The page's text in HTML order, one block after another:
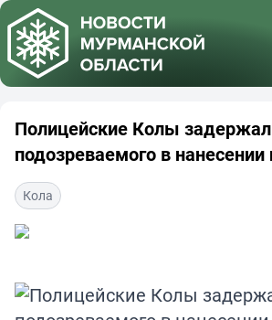
Полицейские Колы
подозреваемого в нанесении
Кола